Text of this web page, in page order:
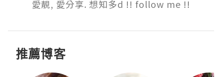
愛靚, 愛分享. 想知多d !! follow me !!
推薦博客